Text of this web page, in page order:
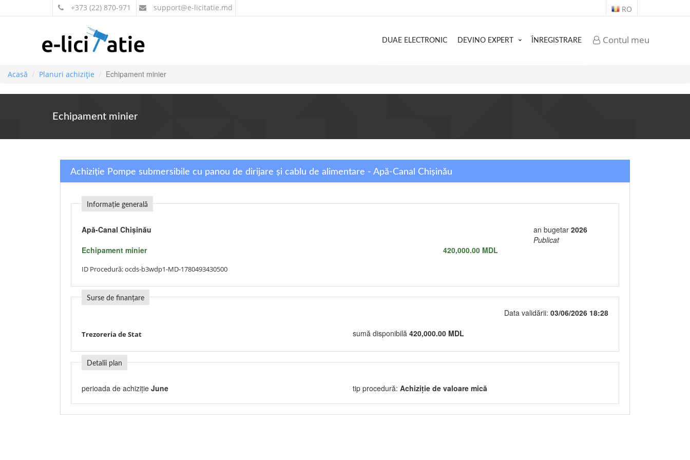
+373 (22) 870-971 support@e-licitatie.md RO
Contul meu
DUAE ELECTRONIC DEVINO EXPERT ÎNREGISTRARE
Acasă Planuri achiziție Echipament minier
Echipament minier
Achiziție Pompe submersibile cu panou de dirijare și cablu de alimentare - Apă-Canal Chişinău
Informație generală
Apă-Canal Chişinău an bugetar 2026
Publicat
Echipament minier
420,000.00 MDL
ID Procedură:ocds-b3wdp1-MD-1780493430500
Surse de finanțare
Data validării: 03/06/2026 18:28
Trezoreria de Stat sumă disponibilă 420,000.00 MDL
Detalii plan
perioada de achiziție June tip procedură: Achiziție de valoare mică